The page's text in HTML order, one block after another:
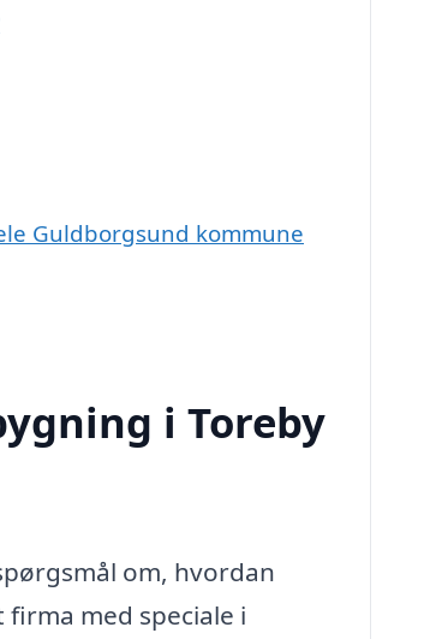
Guldborgsund kommune
i Toreby
om, hvordan
med speciale i